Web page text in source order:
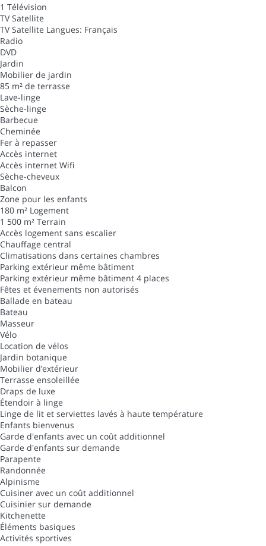
1 Télévision
TV Satellite
TV Satellite Langues: Français
Radio
DVD
Jardin
Mobilier de jardin
85 m² de terrasse
Lave-linge
Sèche-linge
Barbecue
Cheminée
Fer à repasser
Accès internet
Accès internet Wifi
Sèche-cheveux
Balcon
Zone pour les enfants
180 m² Logement
1 500 m² Terrain
Accès logement sans escalier
Chauffage central
Climatisations dans certaines chambres
Parking extérieur même bâtiment
Parking extérieur même bâtiment 4 places
Fêtes et évenements non autorisés
Ballade en bateau
Bateau
Masseur
Vélo
Location de vélos
Jardin botanique
Mobilier d’extérieur
Terrasse ensoleillée
Draps de luxe
Étendoir à linge
Linge de lit et serviettes lavés à haute température
Enfants bienvenus
Garde d'enfants avec un coût additionnel
Garde d'enfants sur demande
Parapente
Randonnée
Alpinisme
Cuisiner avec un coût additionnel
Cuisinier sur demande
Kitchenette
Éléments basiques
Activités sportives